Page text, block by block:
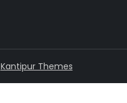
Kantipur Themes